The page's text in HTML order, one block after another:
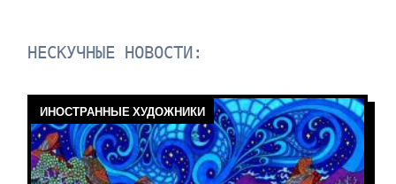
НЕСКУЧНЫЕ НОВОСТИ:
ИНОСТРАННЫЕ ХУДОЖНИКИ